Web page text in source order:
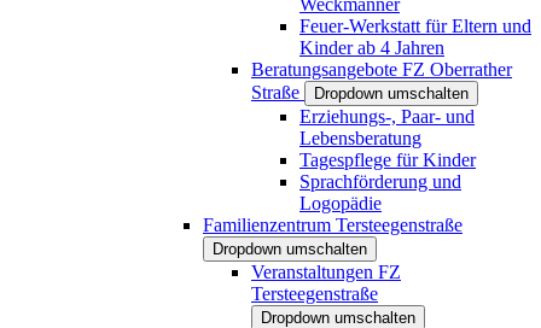
Feuer-Werkstatt für Eltern und
Kinder ab 4 Jahren
Beratungsangebote FZ Oberrather
Straße
Dropdown umschalten
Erziehungs-, Paar- und
Lebensberatung
Tagespflege für Kinder
Sprachförderung und
Logopädie
Familienzentrum Tersteegenstraße
Dropdown umschalten
Veranstaltungen FZ
Tersteegenstraße
Dropdown umschalten